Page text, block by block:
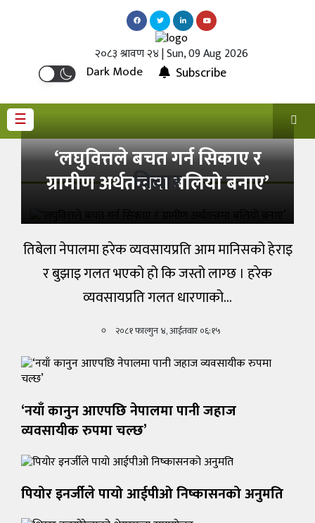
२०८३ श्रावण २४ | Sun, 09 Aug 2026
Dark Mode Subscribe
☰
शेयर
बजार
अर्थ
राजनीति
विचार
‘लघुवित्तले बचत गर्न सिकाए र
ग्रामीण अर्थतन्त्रमा बलियो बनाए’
तिबेला नेपालमा हरेक व्यवसायप्रति आम मानिसको हेराइ
र बुझाइ गलत भएको हो कि जस्तो लाग्छ । हरेक
व्यवसायप्रति गलत धारणाको…
२०८१ फाल्गुन ४, आईतवार ०६:१५
‘नयाँ कानुन आएपछि नेपालमा पानी जहाज
व्यवसायीक रुपमा चल्छ’
पियोर इनर्जीले पायो आईपीओ निष्कासनको अनुमति